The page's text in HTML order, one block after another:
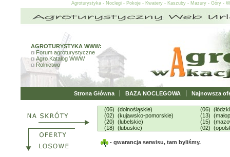
Agroturystyka - Noclegi - Pokoje - Kwatery - Kaszuby - Mazury - Góry -
AGROTURYSTYKA WWW:
Forum agroturystyczne
Agro Katalog WWW
Rolnictwo
Strona Główna BAZA NOCLEGOWA Najnowsza
(06) (dolnośląskie)
(02) (kujawsko-pomorskie)
(20) (lubelskie)
(18) (lubuskie)
(06)
(13)
(15)
(02)
- gwarancja serwisu, tam byliśmy.